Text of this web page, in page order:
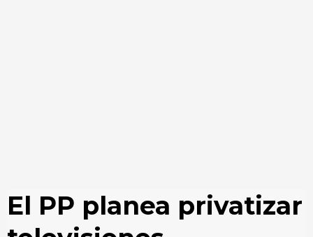
El PP planea privatizar